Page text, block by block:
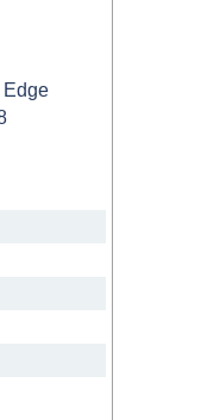
Edge